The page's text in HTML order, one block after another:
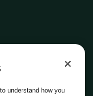
understand how you